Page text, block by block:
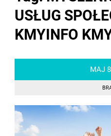
USŁUG
KMYINFO
MAJ 8